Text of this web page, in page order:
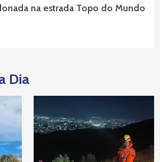
na estrada Topo do Mundo
Dia